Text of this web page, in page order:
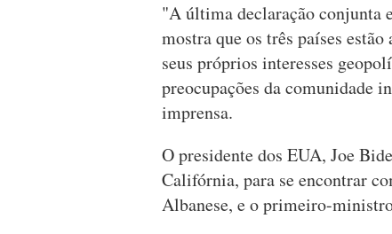
"A última declaração conjunta
mostra que os três países
seus próprios interesses
preocupações da comunidade
imprensa.
O presidente dos EUA, Joe
Califórnia, para se encontrar
Albanese, e o primeiro-